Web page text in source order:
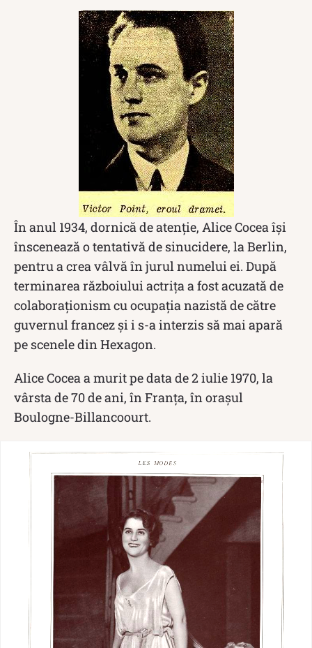
În anul 1934, dornică de atenție, Alice Cocea îşi
înscenează o tentativă de sinucidere, la Berlin,
pentru a crea vâlvă în jurul numelui ei. După
terminarea războiului actriţa a fost acuzată de
colaboraţionism cu ocupaţia nazistă de către
guvernul francez şi i s-a interzis să mai apară
pe scenele din Hexagon.
Alice Cocea a murit pe data de 2 iulie 1970, la
vârsta de 70 de ani, în Franța, în orașul
Boulogne-Billancoourt.